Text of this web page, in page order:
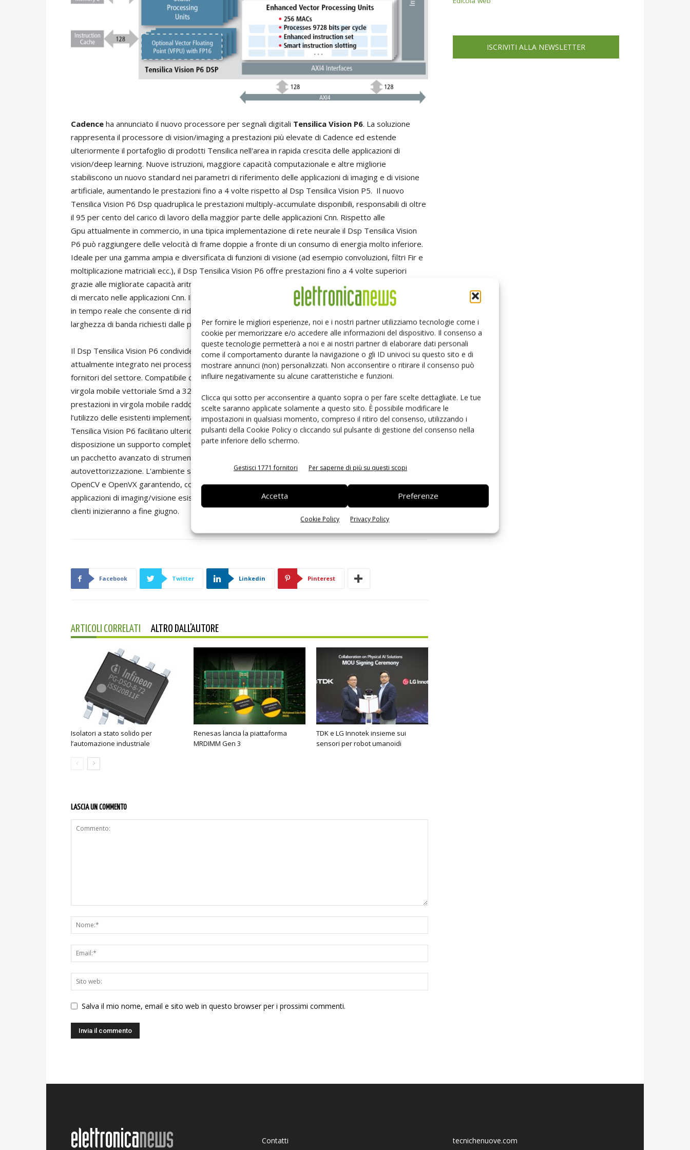
Per fornire le migliori esperienze, noi e i nostri partner utilizziamo tecnologie come i
cookie per memorizzare e/o accedere alle informazioni del dispositivo. Il consenso a
queste tecnologie permetterà a noi e ai nostri partner di elaborare dati personali
come il comportamento durante la navigazione o gli ID univoci su questo sito e di
mostrare annunci (non) personalizzati. Non acconsentire o ritirare il consenso può
influire negativamente su alcune caratteristiche e funzioni.
Clicca qui sotto per acconsentire a quanto sopra o per fare scelte dettagliate. Le tue
scelte saranno applicate solamente a questo sito. È possibile modificare le
impostazioni in qualsiasi momento, compreso il ritiro del consenso, utilizzando i
pulsanti della Cookie Policy o cliccando sul pulsante di gestione del consenso nella
parte inferiore dello schermo.
Gestisci 1771 fornitori Per saperne di più su questi scopi
Accetta Preferenze
Cookie Policy Privacy Policy
Cadence ha annunciato il nuovo processore per segnali digitali Tensilica Vision P6. La soluzione
rappresenta il processore di vision/imaging a prestazioni più elevate di Cadence ed estende
ulteriormente il portafoglio di prodotti Tensilica nell'area in rapida crescita delle applicazioni di
vision/deep learning. Nuove istruzioni, maggiore capacità computazionale e altre migliorie
stabiliscono un nuovo standard nei parametri di riferimento delle applicazioni di imaging e di visione
artificiale, aumentando le prestazioni fino a 4 volte rispetto al Dsp Tensilica Vision P5. Il nuovo
Tensilica Vision P6 Dsp quadruplica le prestazioni multiply-accumulate disponibili, responsabili di oltre
il 95 per cento del carico di lavoro della maggior parte delle applicazioni Cnn. Rispetto alle
Gpu attualmente in commercio, in una tipica implementazione di rete neurale il Dsp Tensilica Vision
P6 può raggiungere delle velocità di frame doppie a fronte di un consumo di energia molto inferiore.
Ideale per una gamma ampia e diversificata di funzioni di visione (ad esempio convoluzioni, filtri Fir e
moltiplicazione matriciali ecc.), il Dsp Tensilica Vision P6 offre prestazioni fino a 4 volte superiori
grazie alle migliorate capacità aritmetiche a 8-bit e 16-bit. Ciò rende il nuovo Dsp la soluzione leader
di mercato nelle applicazioni Cnn. Il Dsp Tensilica Vision P6 implementa inoltre una compressione dati
in tempo reale che consente di ridurre drasticamente l’occupazione di memoria e i requisiti di
larghezza di banda richiesti dalle più complesse reti neurali.
Il Dsp Tensilica Vision P6 condivide, migliorandola, l’architettura del Dsp leader di mercato Vision P5,
attualmente integrato nei processori per applicazioni di telefonia mobile offerti da due dei principali
fornitori del settore. Compatibile con il Dsp Vision P5, il Dsp Vision P6 offre un’unità opzionale in
virgola mobile vettoriale Smd a 32-way conforme allo standard half precision Ieee (FP16). Le
prestazioni in virgola mobile raddoppiano rispetto a quelle della versione Vision P5, facilitando
l’utilizzo delle esistenti implementazioni di reti neurali floating-point. Gli sviluppi introdotti dal Dsp
Tensilica Vision P6 facilitano ulteriormente la progettazione e il porting del software, mettendo a
disposizione un supporto completo per dati di tipo intero, in virgola fissa e in virgola mobile, nonché
un pacchetto avanzato di strumenti comprendente un collaudato compilatore C ad
autovettorizzazione. L'ambiente software offre inoltre il totale supporto delle librerie standard
OpenCV e OpenVX garantendo, con oltre 1000 funzioni, una rapida migrazione ad alto livello delle
applicazioni di imaging/visione esistenti. Le implementazioni del Dsp Tensilica Vision P6 presso i primi
clienti inizieranno a fine giugno.
Facebook Twitter Linkedin Pinterest
ARTICOLI CORRELATI ALTRO DALL'AUTORE
Isolatori a stato solido per
l’automazione industriale
Renesas lancia la piattaforma
MRDIMM Gen 3
TDK e LG Innotek insieme sui
sensori per robot umanoidi
LASCIA UN COMMENTO
Salva il mio nome, email e sito web in questo browser per i prossimi commenti.
ISCRIVITI ALLA NEWSLETTER
Contatti tecnichenuove.com